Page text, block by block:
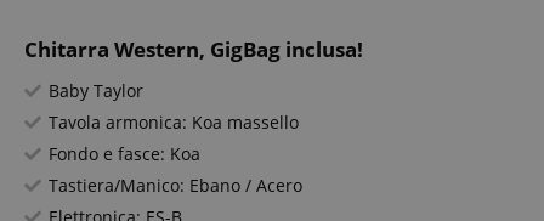
Chitarra Western, GigBag inclusa!
Baby Taylor
Tavola armonica: Koa massello
Fondo e fasce: Koa
Tastiera/Manico: Ebano / Acero